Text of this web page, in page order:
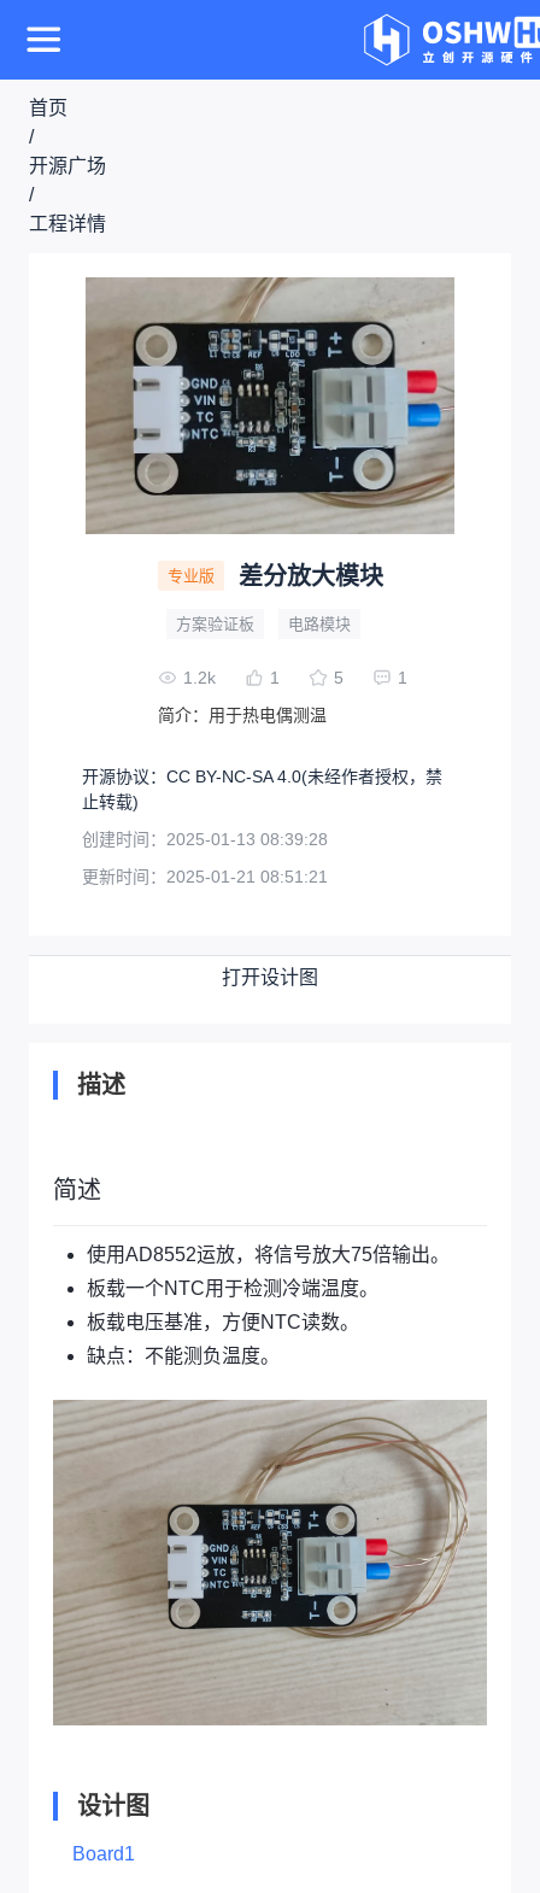
首页
/
开源广场
/
工程详情
专业版 差分放大模块
方案验证板 电路模块
1.2k 1 5
1
简介： 用于热电偶测温
开源协议：CC BY-NC-SA 4.0(未经作者授权，禁
止转载)
创建时间： 2025-01-13 08:39:28
更新时间： 2025-01-21 08:51:21
打开设计图
描述
简述
使用AD8552运放，将信号放大75倍输出。
板载一个NTC用于检测冷端温度。
板载电压基准，方便NTC读数。
缺点：不能测负温度。
设计图
Board1